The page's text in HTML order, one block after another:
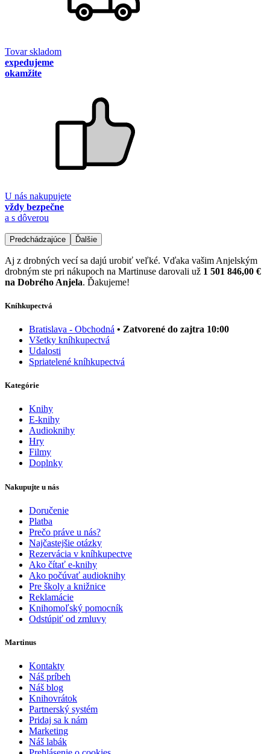
Tovar skladom
expedujeme
okamžite
U nás nakupujete
vždy bezpečne
a s dôverou
Predchádzajúce Ďalšie
Aj z drobných vecí sa dajú urobiť veľké. Vďaka vašim Anjelským
drobným ste pri nákupoch na Martinuse darovali už 1 501 846,00 €
na Dobrého Anjela. Ďakujeme!
Kníhkupectvá
Bratislava - Obchodná • Zatvorené do zajtra 10:00
Všetky kníhkupectvá
Udalosti
Spriatelené kníhkupectvá
Kategórie
Knihy
E-knihy
Audioknihy
Hry
Filmy
Doplnky
Nakupujte u nás
Doručenie
Platba
Prečo práve u nás?
Najčastejšie otázky
Rezervácia v kníhkupectve
Ako čítať e-knihy
Ako počúvať audioknihy
Pre školy a knižnice
Reklamácie
Knihomoľský pomocník
Odstúpiť od zmluvy
Martinus
Kontakty
Náš príbeh
Náš blog
Knihovrátok
Partnerský systém
Pridaj sa k nám
Marketing
Náš labák